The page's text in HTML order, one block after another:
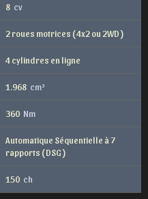
8 cv
2 roues motrices ( 4x2 ou 2WD )
4 cylindres en ligne
1.968 cm³
360 Nm
Automatique Séquentielle à 7
rapports ( DSG )
150 ch